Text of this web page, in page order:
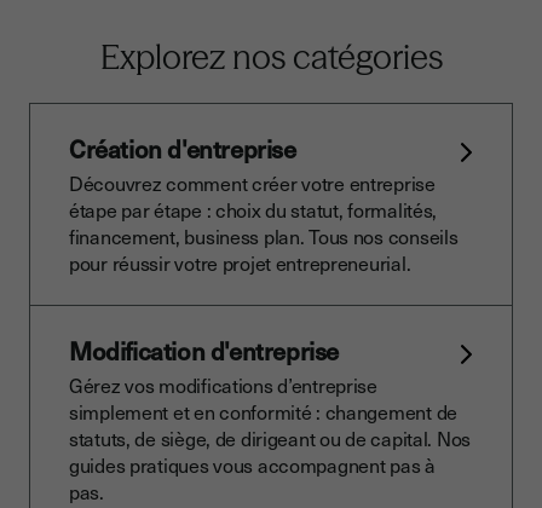
Explorez nos catégories
Création d'entreprise
Découvrez comment créer votre entreprise
étape par étape : choix du statut, formalités,
financement, business plan. Tous nos conseils
pour réussir votre projet entrepreneurial.
Modification d'entreprise
Gérez vos modifications d’entreprise
simplement et en conformité : changement de
statuts, de siège, de dirigeant ou de capital. Nos
guides pratiques vous accompagnent pas à
pas.